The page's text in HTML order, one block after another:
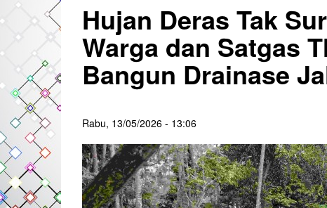
Hujan Deras Tak
Warga dan Satgas
Bangun Drainase
Rabu, 13/05/2026 - 13:06